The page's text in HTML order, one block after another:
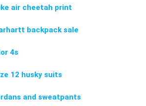
air cheetah print
backpack sale
4s
12 husky suits
and sweatpants